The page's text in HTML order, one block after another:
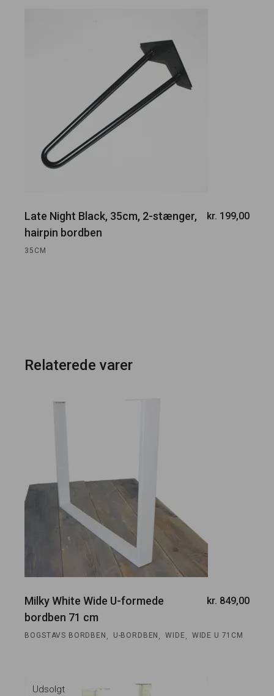
Late Night Black, 35cm, 2-stænger,
hairpin bordben
kr. 199,00
35CM
Relaterede varer
Milky White Wide U-formede
bordben 71 cm
kr. 849,00
BOGSTAVS BORDBEN , U-BORDBEN , WIDE, WIDE U 71CM
Udsolgt